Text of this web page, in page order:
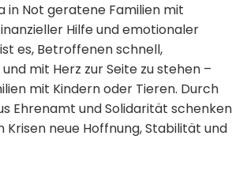
in Not geratene Familien mit
Hilfe und emotionaler
es, Betroffenen schnell,
mit Herz zur Seite zu stehen –
mit Kindern oder Tieren. Durch
Ehrenamt und Solidarität schenken
Krisen neue Hoffnung, Stabilität und